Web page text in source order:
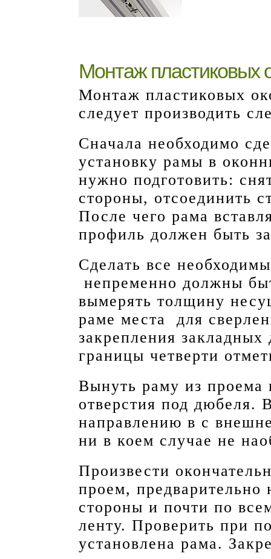
Монтаж пластиковых
Монтаж пластиковых
следует производить
Сначала необходимо
установку рамы в
нужно подготовить:
стороны, отсоединить
После чего рама
профиль должен быть
Сделать все
непременно должны
вымерять толщину
раме места для
закрепления
границы четверти
Вынуть раму из проема
отверстия под дюбеля.
направлению в с
ни в коем случае не
Произвести
проем,
стороны и почти по
ленту. Проверить при
установлена рама.